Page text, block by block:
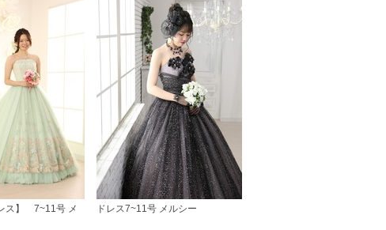
ス】 7~11号 メ
ドレス7~11号 メルシー